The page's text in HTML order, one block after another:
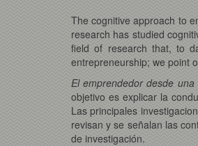
The cognitive approach to
research has studied
field of research that, to
entrepreneurship; we point
El emprendedor desde una
objetivo es explicar la
Las principales
revisan y se señalan las
de investigación.